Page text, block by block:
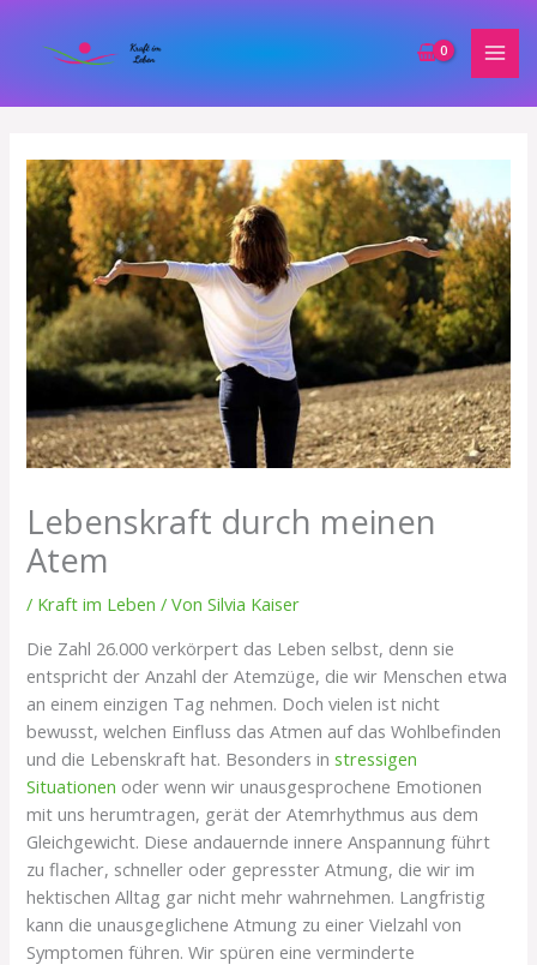
Inhalt
springen
Lebenskraft durch meinen
Atem
/ Kraft im Leben / VonSilvia Kaiser
Die Zahl 26.000 verkörpert das Leben selbst, denn sie
entspricht der Anzahl der Atemzüge, die wir Menschen etwa
an einem einzigen Tag nehmen. Doch vielen ist nicht
bewusst, welchen Einfluss das Atmen auf das Wohlbefinden
und die Lebenskraft hat. Besonders instressigen
Situationen oder wenn wir unausgesprochene Emotionen
mit uns herumtragen, gerät der Atemrhythmus aus dem
Gleichgewicht. Diese andauernde innere Anspannung führt
zu flacher, schneller oder gepresster Atmung, die wir im
hektischen Alltag gar nicht mehr wahrnehmen. Langfristig
kann die unausgeglichene Atmung zu einer Vielzahl von
Symptomen führen. Wir spüren eine verminderte